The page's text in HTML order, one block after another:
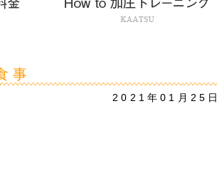
事
2021年01月25日